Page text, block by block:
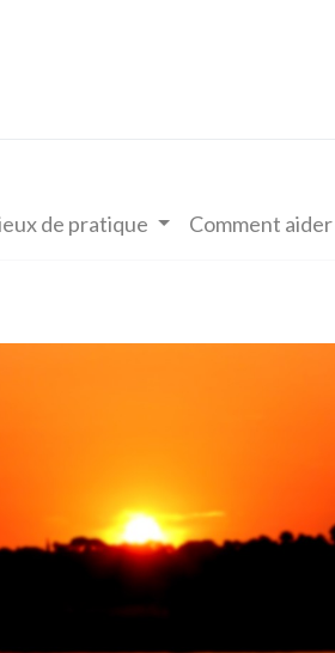
de pratique Comment aider